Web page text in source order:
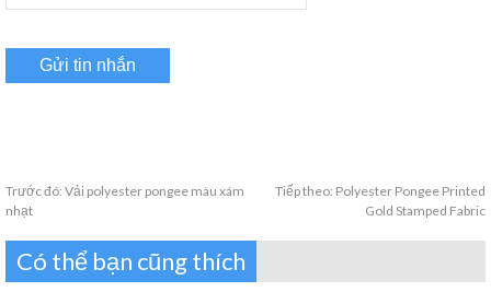
Trước đó: Vải polyester pongee màu xám
nhạt
Tiếp theo: Polyester Pongee Printed
Gold Stamped Fabric
Có thể bạn cũng thích